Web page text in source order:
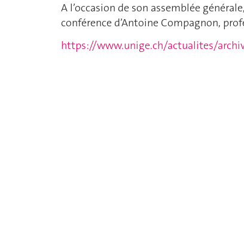
A l’occasion de son assemblée
conférence d’Antoine Compagnon,
https://www.unige.ch/actualites/